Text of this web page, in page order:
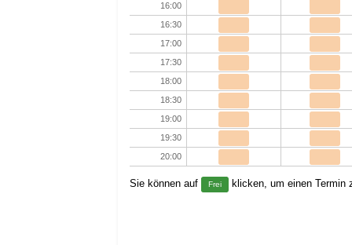
16:00
16:30
17:00
17:30
18:00
18:30
19:00
19:30
20:00
Sie können auf Frei klicken, um einen Termin